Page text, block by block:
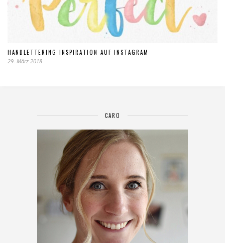
HANDLETTERING INSPIRATION AUF INSTAGRAM
29. März 2018
CARO